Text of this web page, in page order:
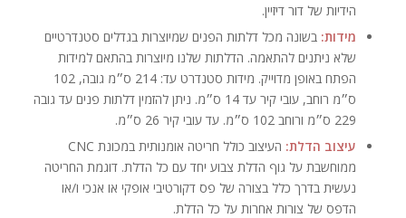
הידיות של דור דיזיין.
מידות: בשונה מכל דלתות הפנים שמיוצרות בגדלים סטנדרטיים
שלא ניתנים להתאמה. הדלתות שלנו מיוצרות בהתאם למידות
הפתח באופן מדוייק. מידות סטנדרט עד: 214 ס״מ גובה, 102
ס״מ רוחב, עובי קיר עד 14 ס״מ. ניתן להזמין דלתות פנים עד גובה
229 ס״מ ורוחב 102 ס״מ. עד עובי קיר 26 ס״מ.
עיצוב הדלת:
העיצוב כולל חריטה אומנותית במכונת CNC
ממוחשבת על גוף הדלת צבוע יחד עם כל הדלת. דוגמת החריטה
נעשית בדרך כלל בצורה של פס דקורטיבי אופקי או אנכי ו/או
הדפס של צורות אחרות על כל הדלת.